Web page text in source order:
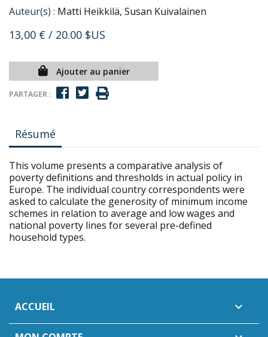
Auteur(s) : Matti Heikkilä, Susan Kuivalainen
13,00 € / 20.00 $US
Ajouter au panier
PARTAGER :
Résumé
This volume presents a comparative analysis of
poverty definitions and thresholds in actual policy in
Europe. The individual country correspondents were
asked to calculate the generosity of minimum income
schemes in relation to average and low wages and
national poverty lines for several pre-defined
household types.
ACCUEIL 